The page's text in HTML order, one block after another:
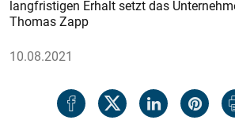
langfristigen Erhalt setzt das
Thomas Zapp
10.08.2021